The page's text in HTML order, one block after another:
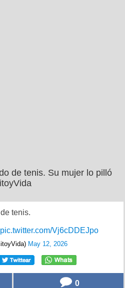
de tenis. Su mujer lo pilló
tenis.
pic.twitter.com/Vj6cDDEJpo
May 12, 2026
0